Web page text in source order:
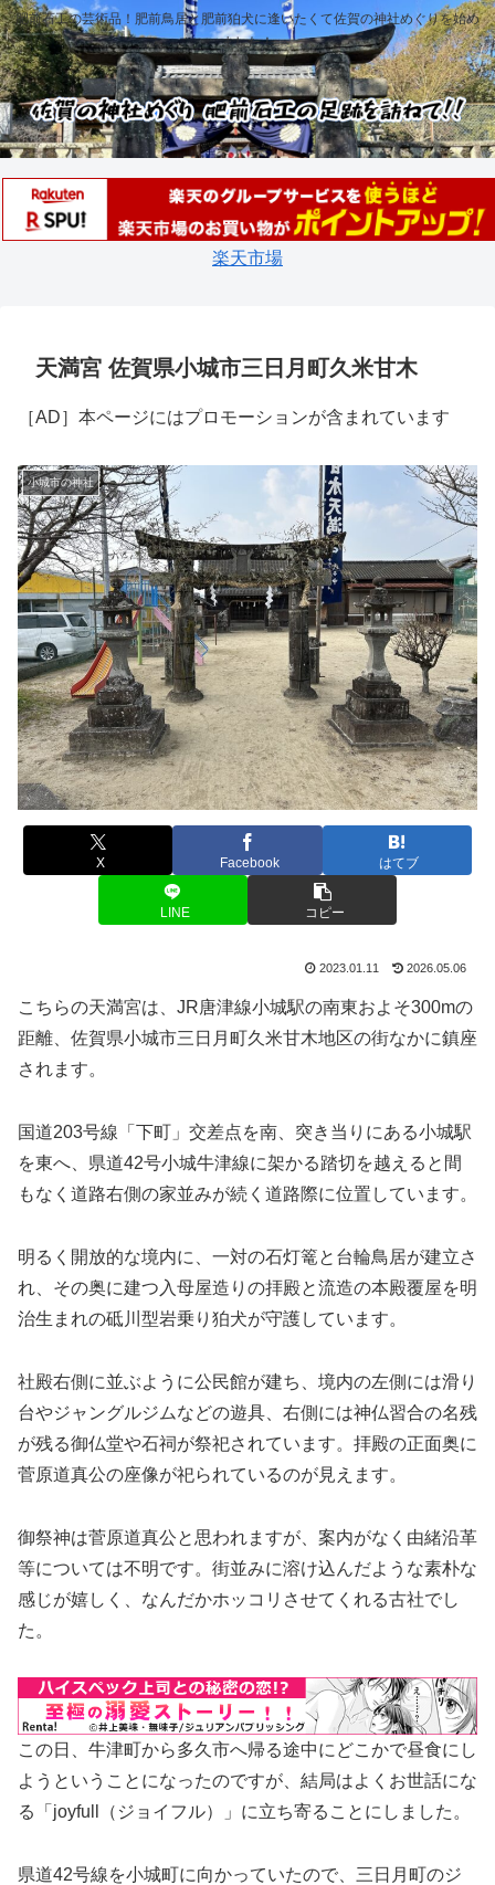
肥前石工の芸術品！肥前鳥居と肥前狛犬に逢いたくて佐賀の神社めぐりを始め
ました！
楽天市場
天満宮 佐賀県小城市三日月町久米甘木
［AD］本ページにはプロモーションが含まれています
小城市の神社
X Facebook はてブ
LINE コピー
2023.01.11 2026.05.06
こちらの天満宮は、JR唐津線小城駅の南東およそ300mの
距離、佐賀県小城市三日月町久米甘木地区の街なかに鎮座
されます。
国道203号線「下町」交差点を南、突き当りにある小城駅
を東へ、県道42号小城牛津線に架かる踏切を越えると間
もなく道路右側の家並みが続く道路際に位置しています。
明るく開放的な境内に、一対の石灯篭と台輪鳥居が建立さ
れ、その奥に建つ入母屋造りの拝殿と流造の本殿覆屋を明
治生まれの砥川型岩乗り狛犬が守護しています。
社殿右側に並ぶように公民館が建ち、境内の左側には滑り
台やジャングルジムなどの遊具、右側には神仏習合の名残
が残る御仏堂や石祠が祭祀されています。拝殿の正面奥に
菅原道真公の座像が祀られているのが見えます。
御祭神は菅原道真公と思われますが、案内がなく由緒沿革
等については不明です。街並みに溶け込んだような素朴な
感じが嬉しく、なんだかホッコリさせてくれる古社でし
た。
この日、牛津町から多久市へ帰る途中にどこかで昼食にし
ようということになったのですが、結局はよくお世話にな
る「joyfull（ジョイフル）」に立ち寄ることにしました。
県道42号線を小城町に向かっていたので、三日月町のジ